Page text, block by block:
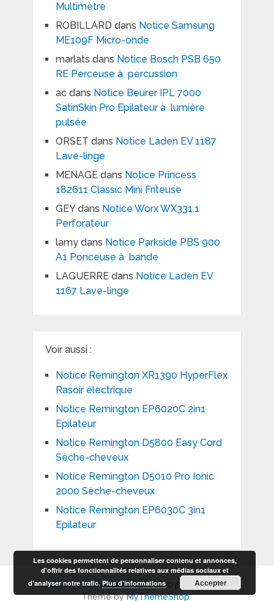
Multimètre
ROBILLARD dans Notice Samsung
ME109F Micro-onde
marlats dans Notice Bosch PSB 650
RE Perceuse à percussion
acdans Notice Beurer IPL 7000
SatinSkin Pro Epilateur à lumière
pulsée
ORSET dans Notice Laden EV 1187
Lave-linge
MENAGEdans Notice Princess
182611 Classic Mini Friteuse
GEYdans Notice Worx WX331.1
Perforateur
lamydans Notice Parkside PBS 900
A1 Ponceuse à bande
LAGUERREdans Notice Laden EV
1167 Lave-linge
Voir aussi :
Notice Remington XR1390 HyperFlex
Rasoir électrique
Notice Remington EP6020C 2in1
Epilateur
Notice Remington D5800 Easy Cord
Sèche-cheveux
Notice Remington D5010 Pro Ionic
2000 Sèche-cheveux
Notice Remington EP6030C 3in1
Epilateur
Notices et modes d'emploiCopyright © 2026.
Theme byMyThemeShop
Les cookies permettent de personnaliser contenu et annonces,
d'offrir des fonctionnalités relatives aux médias sociaux et
d'analyser notre trafic.Plus d’informations Accepter